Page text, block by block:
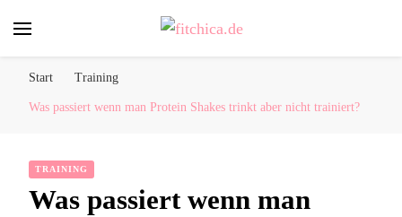
Start Training
Was passiert wenn man Protein Shakes trinkt aber nicht trainiert?
TRAINING
Was passiert wenn man